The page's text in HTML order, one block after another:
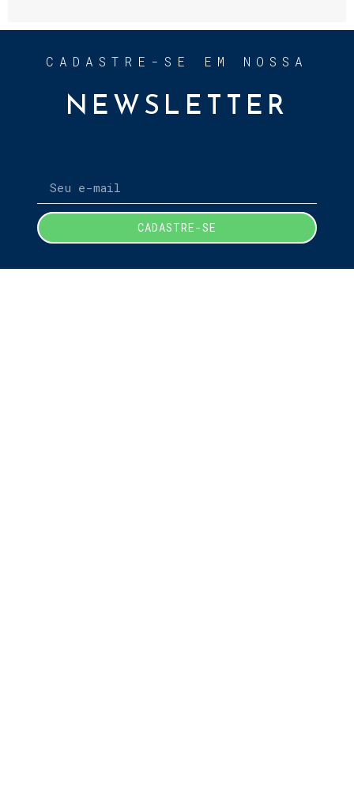
CADASTRE-SE EM NOSSA
NEWSLETTER
CADASTRE-SE